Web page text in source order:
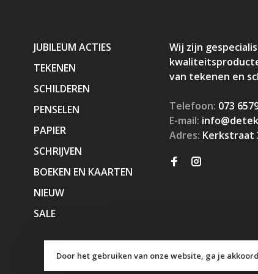
JUBILEUM ACTIES
TEKENEN
SCHILDEREN
PENSELEN
PAPIER
SCHRIJVEN
BOEKEN EN KAARTEN
NIEUW
SALE
Wij zijn
van tekenen en
Telefoon: 073
E-mail:
Adres: Kerkstraat
Door het gebruiken van onze website, ga je